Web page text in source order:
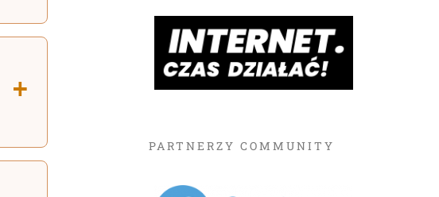
PARTNERZY COMMUNITY